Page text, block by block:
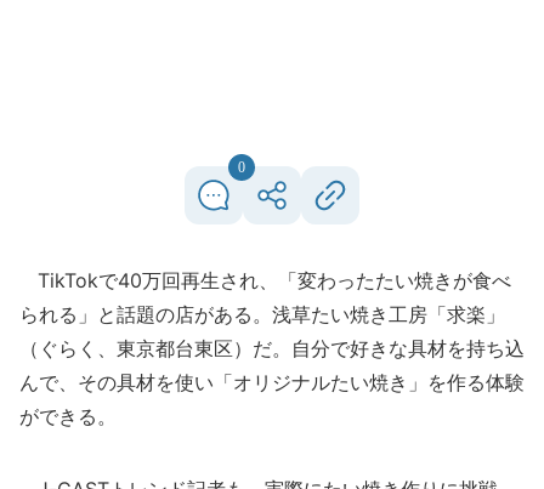
0
TikTokで40万回再生され、「変わったたい焼きが食べ
られる」と話題の店がある。浅草たい焼き工房「求楽」
（ぐらく、東京都台東区）だ。自分で好きな具材を持ち込
んで、その具材を使い「オリジナルたい焼き」を作る体験
ができる。